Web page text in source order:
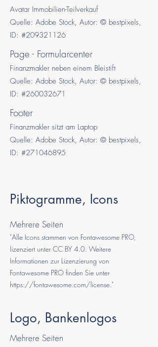
Avatar Immobilien-Teilverkauf
Quelle: Adobe Stock, Autor: © bestpixels,
ID: #209321126
Page - Formularcenter
Finanzmakler neben einem Bleistift
Quelle: Adobe Stock, Autor: © bestpixels,
ID: #260032671
Footer
Finanzmakler sitzt am Laptop
Quelle: Adobe Stock, Autor: © bestpixels,
ID: #271046895
Piktogramme, Icons
Mehrere Seiten
"Alle Icons stammen von Fontawesome PRO,
lizenziert unter CC BY 4.0. Weitere
Informationen zur Lizenzierung von
Fontawesome PRO finden Sie unter
https://fontawesome.com/license."
Logo, Bankenlogos
Mehrere Seiten